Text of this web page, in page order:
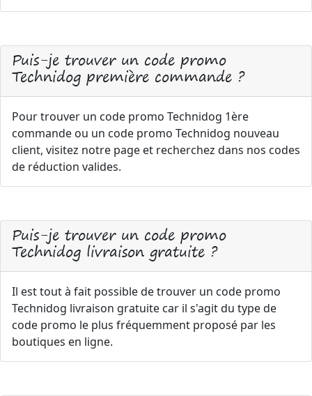
Puis-je trouver un code promo
Technidog première commande ?
Pour trouver un code promo Technidog 1ère
commande ou un code promo Technidog nouveau
client, visitez notre page et recherchez dans nos codes
de réduction valides.
Puis-je trouver un code promo
Technidog livraison gratuite ?
Il est tout à fait possible de trouver un code promo
Technidog livraison gratuite car il s'agit du type de
code promo le plus fréquemment proposé par les
boutiques en ligne.